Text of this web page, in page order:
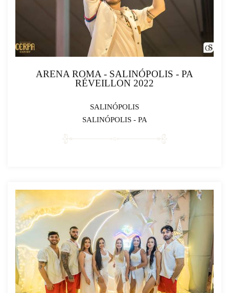
ARENA ROMA - SALINÓPOLIS - PA
RÉVEILLON 2022
SALINÓPOLIS
SALINÓPOLIS - PA